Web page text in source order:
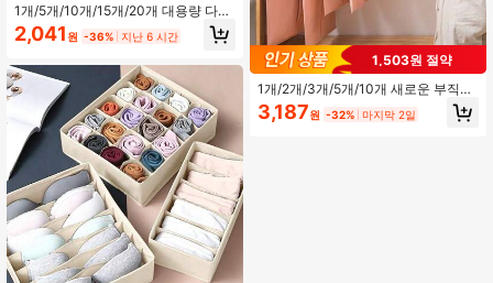
1개/5개/10개/15개/20개 대용량 다기
능 수납 가방, 방수 밀폐 의류 정리 가
방, 휴대용 속옷 양말 의류 분류 수납
2,041 원 -36% 지난 6 시간
1,503원 절약
1개/2개/3개/5개/10개 새로운 부직포
3D 먼지 커버, 두꺼운 수트 코트 커버,
세탁 가능한 의류 먼지 커버
3,187원 -32% 마지막 2일